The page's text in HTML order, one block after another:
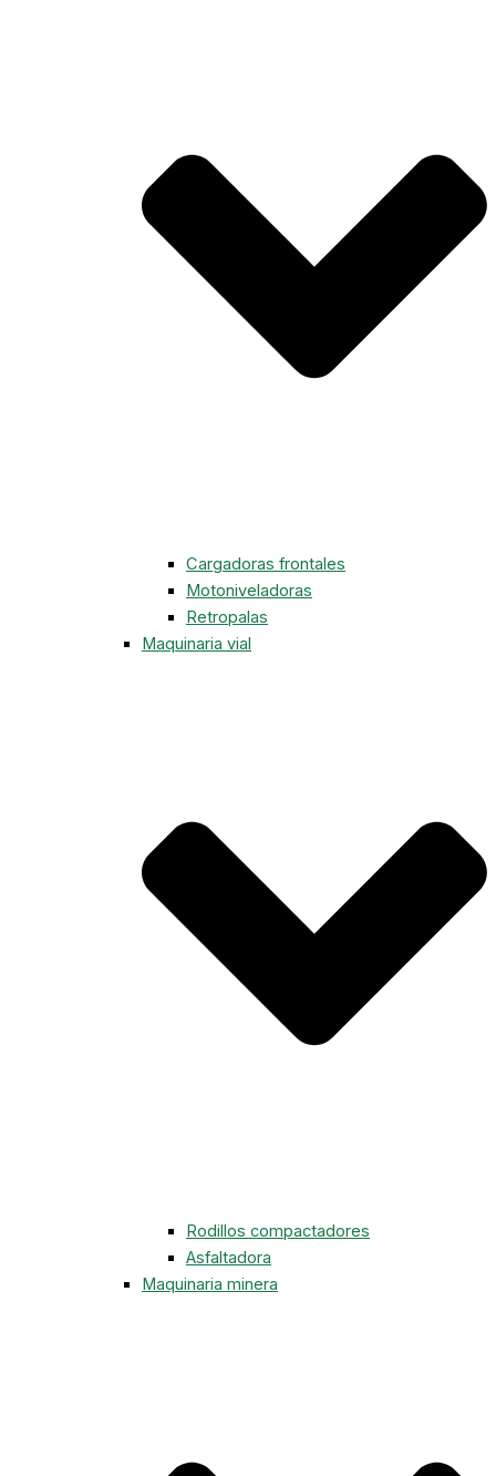
Cargadoras frontales
Motoniveladoras
Retropalas
Maquinaria vial
Rodillos compactadores
Asfaltadora
Maquinaria minera